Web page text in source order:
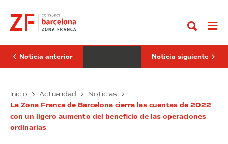
contenido
destaca
la
importancia
las
zonas
la
industrialización
África
Noticia anterior
presenta
la
logística
4.0
Noticia siguiente
Inicio Actualidad Noticias
La Zona Franca de Barcelona cierra las cuentas de 2022
con un ligero aumento del beneficio de las operaciones
ordinarias
CZFB
destaca
la
importancia
de
la